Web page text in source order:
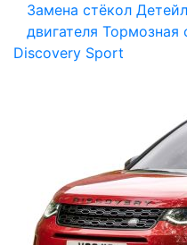
Замена стёкол
двигателя Тормозная
Discovery Sport